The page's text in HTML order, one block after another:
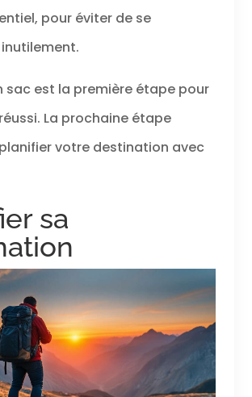
pour éviter de se
sac est la première étape pour
La prochaine étape
votre destination avec
sa